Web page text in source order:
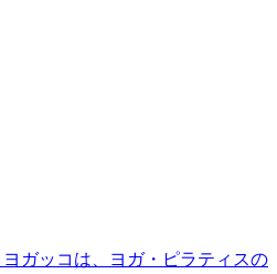
ガッコは、ヨガ・ピラティスの